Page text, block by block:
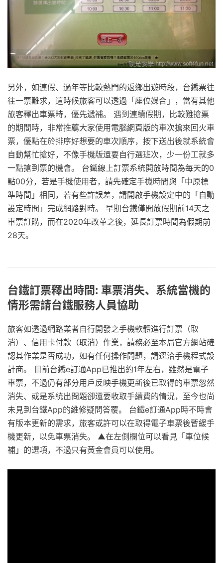
另外，如連假、過年等比較熱門的返鄉出遊時段，台鐵票往
往一票難求，這時候旅客可以透過「座位媒合」，當有其他
旅客釋出車票時，優先遞補。 遇到連續假期，比較難搶票
的期間時，非常推薦大家使用電腦網頁版的車次搶來回火車
票，優點在於排序好想要的車次順序，按下送出後就系統會
自動幫忙搶好，不像手機版還要自行選班次，少一份工就多
一點搶到票的機會。 台鐵線上訂票系統開放時間為每天的0
點00分，若是手機使用者，請先確定手機時間與「中原標
準時間」相同，若有些許誤差，請開啟手機設定中的「自動
設定時間」完成網路對時。 早期台鐵僅開放假期前14天之
車票訂購，而在2020年改革之後，延長訂票時間為假期前
28天。
台鐵訂票釋出時間: 車票消失、系統當機的
情形需請台鐵服務人員協助
旅客如透過網路業者自行開發之手機軟體進行訂票（取
消）、信用卡付款（取消）作業，請務必至本局官方網站確
認其作業是否成功，如有任何操作問題，請逕洽手機程式設
計商。 目前台鐵e訂通App已推出約1年左右，雖然是電子
車票，不過仍有部分用戶反映手機更新後已取得的車票忽然
消失、或是系統出問題卻還要收取手續費的情況，至今也尚
未見到台鐵App的維修疑問答覆。 台鐵e訂通App時不時會
有版本更新的需求，旅客或許可以在取得電子車票後暫緩手
機更新，以免車票消失。 ▲在左側欄位可以看見「車位候
補」的選項，不過只有黃金會員可以使用。